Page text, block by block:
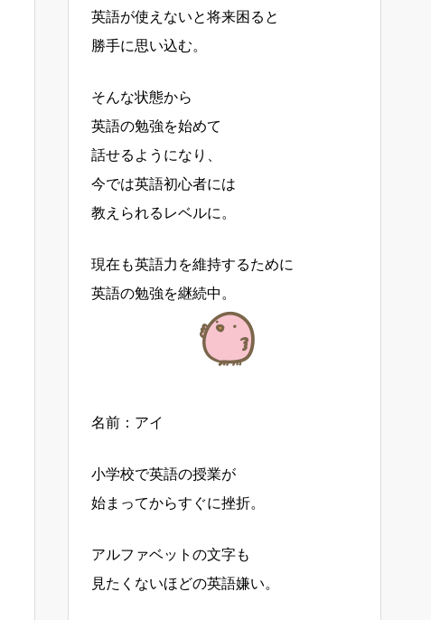
英語が使えないと将来困ると
勝手に思い込む。
そんな状態から
英語の勉強を始めて
話せるようになり、
今では英語初心者には
教えられるレベルに。
現在も英語力を維持するために
英語の勉強を継続中。
名前：アイ
小学校で英語の授業が
始まってからすぐに挫折。
アルファベットの文字も
見たくないほどの英語嫌い。